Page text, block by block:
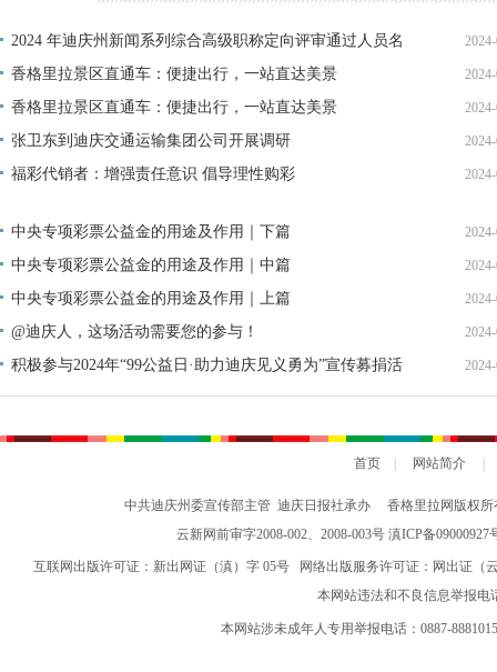
2024 年迪庆州新闻系列综合高级职称定向评审通过人员名
单公示
香格里拉景区直通车：便捷出行，一站直达美景
香格里拉景区直通车：便捷出行，一站直达美景
张卫东到迪庆交通运输集团公司开展调研
福彩代销者：增强责任意识 倡导理性购彩
中央专项彩票公益金的用途及作用｜下篇
中央专项彩票公益金的用途及作用｜中篇
中央专项彩票公益金的用途及作用｜上篇
@迪庆人，这场活动需要您的参与！
积极参与2024年“99公益日·助力迪庆见义勇为”宣传募捐活
动倡议书